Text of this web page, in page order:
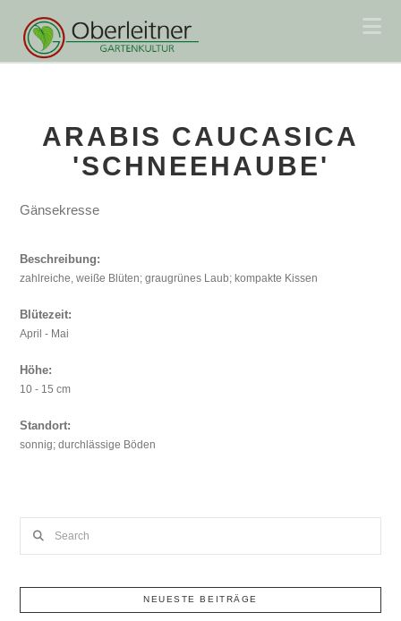
ARABIS CAUCASICA
'SCHNEEHAUBE'
Gänsekresse
Beschreibung:
zahlreiche, weiße Blüten; graugrünes Laub; kompakte Kissen
Blütezeit:
April - Mai
Höhe:
10 - 15 cm
Standort:
sonnig; durchlässige Böden
NEUESTE BEITRÄGE